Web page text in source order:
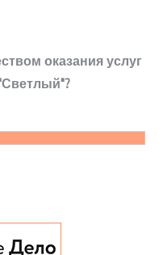
оказания услуг